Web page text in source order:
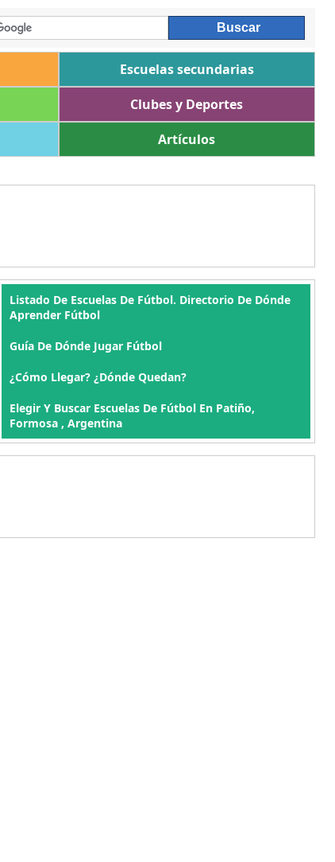
Escuelas secundarias
Clubes y Deportes
Artículos
Listado De Escuelas De Fútbol. Directorio De Dónde
Aprender Fútbol
Guía De Dónde Jugar Fútbol
¿Cómo Llegar? ¿Dónde Quedan?
Elegir Y Buscar Escuelas De Fútbol En Patiño,
Formosa , Argentina